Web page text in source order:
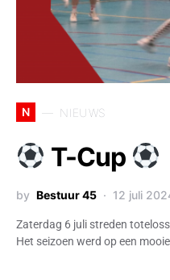
N NIEUWS
T-Cup
by Bestuur 45 12 juli
Zaterdag 6 juli streden
Het seizoen werd op een